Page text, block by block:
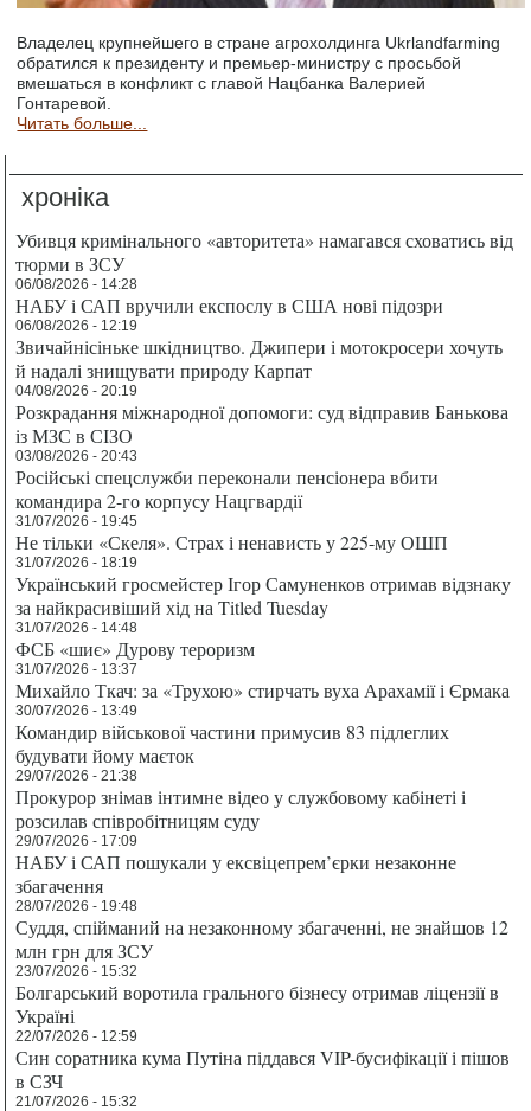
Владелец крупнейшего в стране агрохолдинга Ukrlandfarming
обратился к президенту и премьер-министру с просьбой
вмешаться в конфликт с главой Нацбанка Валерией
Гонтаревой.
Читать больше...
хроніка
Убивця кримінального «авторитета» намагався сховатись від
тюрми в ЗСУ
06/08/2026 - 14:28
НАБУ і САП вручили експослу в США нові підозри
06/08/2026 - 12:19
Звичайнісіньке шкідництво. Джипери і мотокросери хочуть
й надалі знищувати природу Карпат
04/08/2026 - 20:19
Розкрадання міжнародної допомоги: суд відправив Банькова
із МЗС в СІЗО
03/08/2026 - 20:43
Російські спецслужби переконали пенсіонера вбити
командира 2-го корпусу Нацгвардії
31/07/2026 - 19:45
Не тільки «Скеля». Страх і ненависть у 225-му ОШП
31/07/2026 - 18:19
Український гросмейстер Ігор Самуненков отримав відзнаку
за найкрасивіший хід на Titled Tuesday
31/07/2026 - 14:48
ФСБ «шиє» Дурову тероризм
31/07/2026 - 13:37
Михайло Ткач: за «Трухою» стирчать вуха Арахамії і Єрмака
30/07/2026 - 13:49
Командир військової частини примусив 83 підлеглих
будувати йому маєток
29/07/2026 - 21:38
Прокурор знімав інтимне відео у службовому кабінеті і
розсилав співробітницям суду
29/07/2026 - 17:09
НАБУ і САП пошукали у ексвіцепрем’єрки незаконне
збагачення
28/07/2026 - 19:48
Суддя, спійманий на незаконному збагаченні, не знайшов 12
млн грн для ЗСУ
23/07/2026 - 15:32
Болгарський воротила грального бізнесу отримав ліцензії в
Україні
22/07/2026 - 12:59
Син соратника кума Путіна піддався VIP-бусифікації і пішов
в СЗЧ
21/07/2026 - 15:32